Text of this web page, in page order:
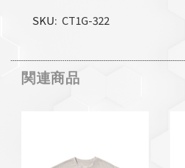
SKU CT1G-322
関連商品